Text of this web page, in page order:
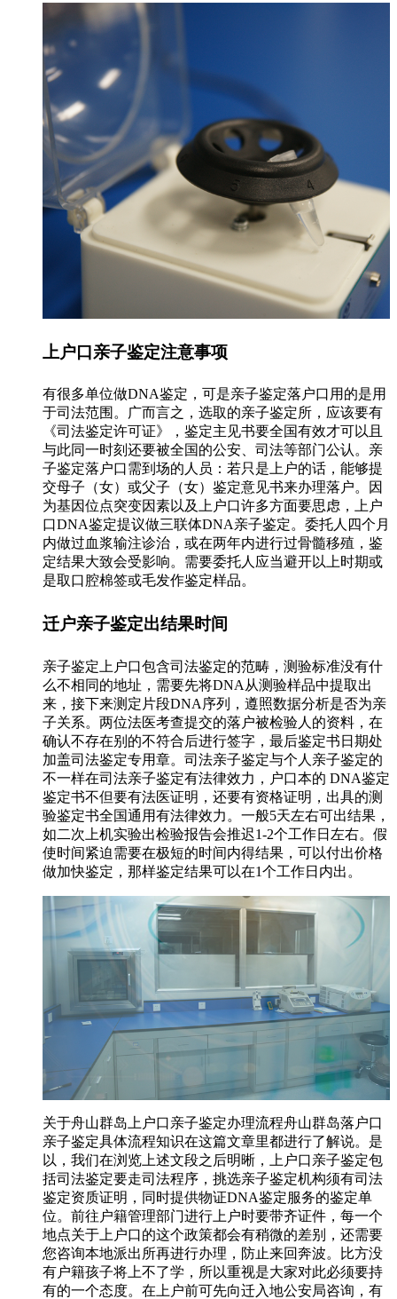
上户口亲子鉴定注意事项
有很多单位做DNA鉴定，可是亲子鉴定落户口用的是用
于司法范围。广而言之，选取的亲子鉴定所，应该要有
《司法鉴定许可证》，鉴定主见书要全国有效才可以且
与此同一时刻还要被全国的公安、司法等部门公认。亲
子鉴定落户口需到场的人员：若只是上户的话，能够提
交母子（女）或父子（女）鉴定意见书来办理落户。因
为基因位点突变因素以及上户口许多方面要思虑，上户
口DNA鉴定提议做三联体DNA亲子鉴定。委托人四个月
内做过血浆输注诊治，或在两年内进行过骨髓移殖，鉴
定结果大致会受影响。需要委托人应当避开以上时期或
是取口腔棉签或毛发作鉴定样品。
迁户亲子鉴定出结果时间
亲子鉴定上户口包含司法鉴定的范畴，测验标准没有什
么不相同的地址，需要先将DNA从测验样品中提取出
来，接下来测定片段DNA序列，遵照数据分析是否为亲
子关系。两位法医考查提交的落户被检验人的资料，在
确认不存在别的不符合后进行签字，最后鉴定书日期处
加盖司法鉴定专用章。司法亲子鉴定与个人亲子鉴定的
不一样在司法亲子鉴定有法律效力，户口本的 DNA鉴定
鉴定书不但要有法医证明，还要有资格证明，出具的测
验鉴定书全国通用有法律效力。一般5天左右可出结果，
如二次上机实验出检验报告会推迟1-2个工作日左右。假
使时间紧迫需要在极短的时间内得结果，可以付出价格
做加快鉴定，那样鉴定结果可以在1个工作日内出。
关于舟山群岛上户口亲子鉴定办理流程舟山群岛落户口
亲子鉴定具体流程知识在这篇文章里都进行了解说。是
以，我们在浏览上述文段之后明晰，上户口亲子鉴定包
括司法鉴定要走司法程序，挑选亲子鉴定机构须有司法
鉴定资质证明，同时提供物证DNA鉴定服务的鉴定单
位。前往户籍管理部门进行上户时要带齐证件，每一个
地点关于上户口的这个政策都会有稍微的差别，还需要
您咨询本地派出所再进行办理，防止来回奔波。比方没
有户籍孩子将上不了学，所以重视是大家对此必须要持
有的一个态度。在上户前可先向迁入地公安局咨询，有